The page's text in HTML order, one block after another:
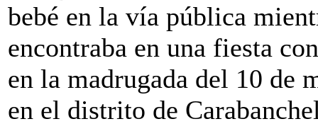
bebé en la vía pública
encontraba en una fiesta
en la madrugada del 10 de
en el distrito de